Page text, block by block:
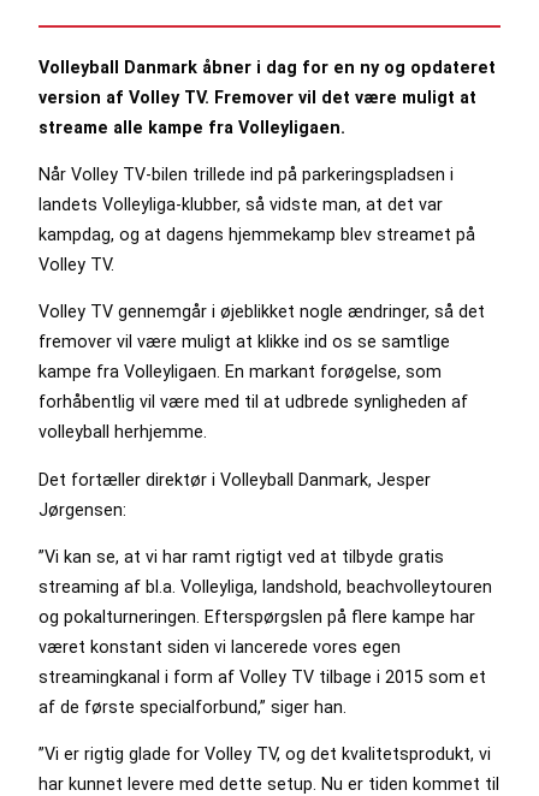
Volleyball Danmark åbner i dag for en ny og opdateret
version af Volley TV. Fremover vil det være muligt at
streame alle kampe fra Volleyligaen.
Når Volley TV-bilen trillede ind på parkeringspladsen i
landets Volleyliga-klubber, så vidste man, at det var
kampdag, og at dagens hjemmekamp blev streamet på
Volley TV.
Volley TV gennemgår i øjeblikket nogle ændringer, så det
fremover vil være muligt at klikke ind os se samtlige
kampe fra Volleyligaen. En markant forøgelse, som
forhåbentlig vil være med til at udbrede synligheden af
volleyball herhjemme.
Det fortæller direktør i Volleyball Danmark, Jesper
Jørgensen:
”Vi kan se, at vi har ramt rigtigt ved at tilbyde gratis
streaming af bl.a. Volleyliga, landshold, beachvolleytouren
og pokalturneringen. Efterspørgslen på flere kampe har
været konstant siden vi lancerede vores egen
streamingkanal i form af Volley TV tilbage i 2015 som et
af de første specialforbund,” siger han.
”Vi er rigtig glade for Volley TV, og det kvalitetsprodukt, vi
har kunnet levere med dette setup. Nu er tiden kommet til